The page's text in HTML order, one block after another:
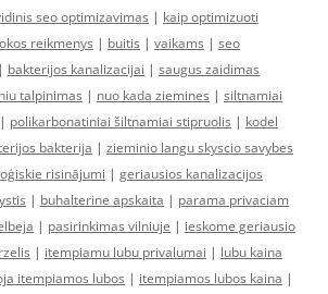
seo optimizavimas | kaip optimizuoti
reikmenys | buitis | vaikams | seo
| bakterijos kanalizacijai | saugus zaidimas
talpinimas | nuo kada ziemines | siltnamiai
| polikarbonatiniai šiltnamiai stipruolis | kodel
bakterija | zieminio langu skyscio savybes
risinājumi | geriausios kanalizacijos
| buhalterine apskaita | parama privaciam
| pasirinkimas vilniuje | ieskome geriausio
| itempiamu lubu privalumai | lubu kaina
itempiamos lubos | itempiamos lubos kaina |